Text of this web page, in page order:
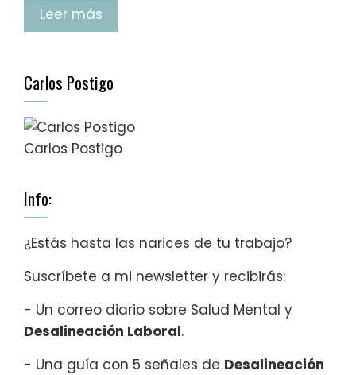
Leer más
Carlos Postigo
Carlos Postigo
Info:
¿Estás hasta las narices de tu trabajo?
Suscríbete a mi newsletter y recibirás:
- Un correo diario sobre Salud Mental y
Desalineación Laboral.
- Una guía con 5 señales de Desalineación